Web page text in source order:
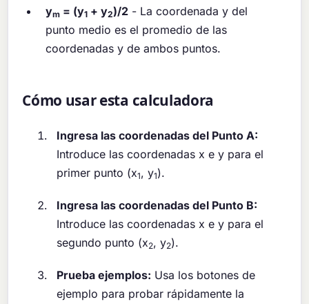
ym = (y1 + y2)/2 - La coordenada y del
punto medio es el promedio de las
coordenadas y de ambos puntos.
Cómo usar esta calculadora
Ingresa las coordenadas del Punto A:
Introduce las coordenadas x e y para el
primer punto (x1, y1).
Ingresa las coordenadas del Punto B:
Introduce las coordenadas x e y para el
segundo punto (x2, y2).
Prueba ejemplos: Usa los botones de
ejemplo para probar rápidamente la